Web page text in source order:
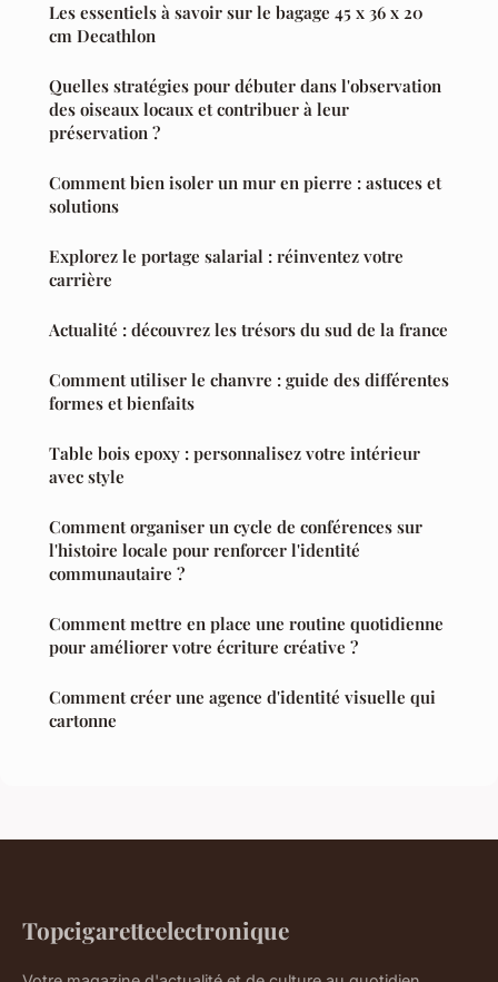
Les essentiels à savoir sur le bagage 45 x 36 x 20
cm Decathlon
Quelles stratégies pour débuter dans l'observation
des oiseaux locaux et contribuer à leur
préservation ?
Comment bien isoler un mur en pierre : astuces et
solutions
Explorez le portage salarial : réinventez votre
carrière
Actualité : découvrez les trésors du sud de la france
Comment utiliser le chanvre : guide des différentes
formes et bienfaits
Table bois epoxy : personnalisez votre intérieur
avec style
Comment organiser un cycle de conférences sur
l'histoire locale pour renforcer l'identité
communautaire ?
Comment mettre en place une routine quotidienne
pour améliorer votre écriture créative ?
Comment créer une agence d'identité visuelle qui
cartonne
Topcigaretteelectronique